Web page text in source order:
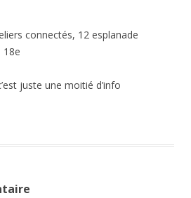
connectés, 12 esplanade
18e
juste une moitié d’info